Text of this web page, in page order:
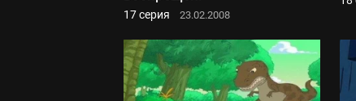
17 серия 23.02.2008